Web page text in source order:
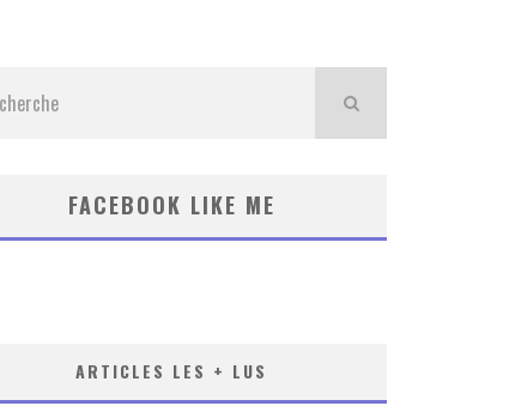
FACEBOOK LIKE ME
ARTICLES LES + LUS